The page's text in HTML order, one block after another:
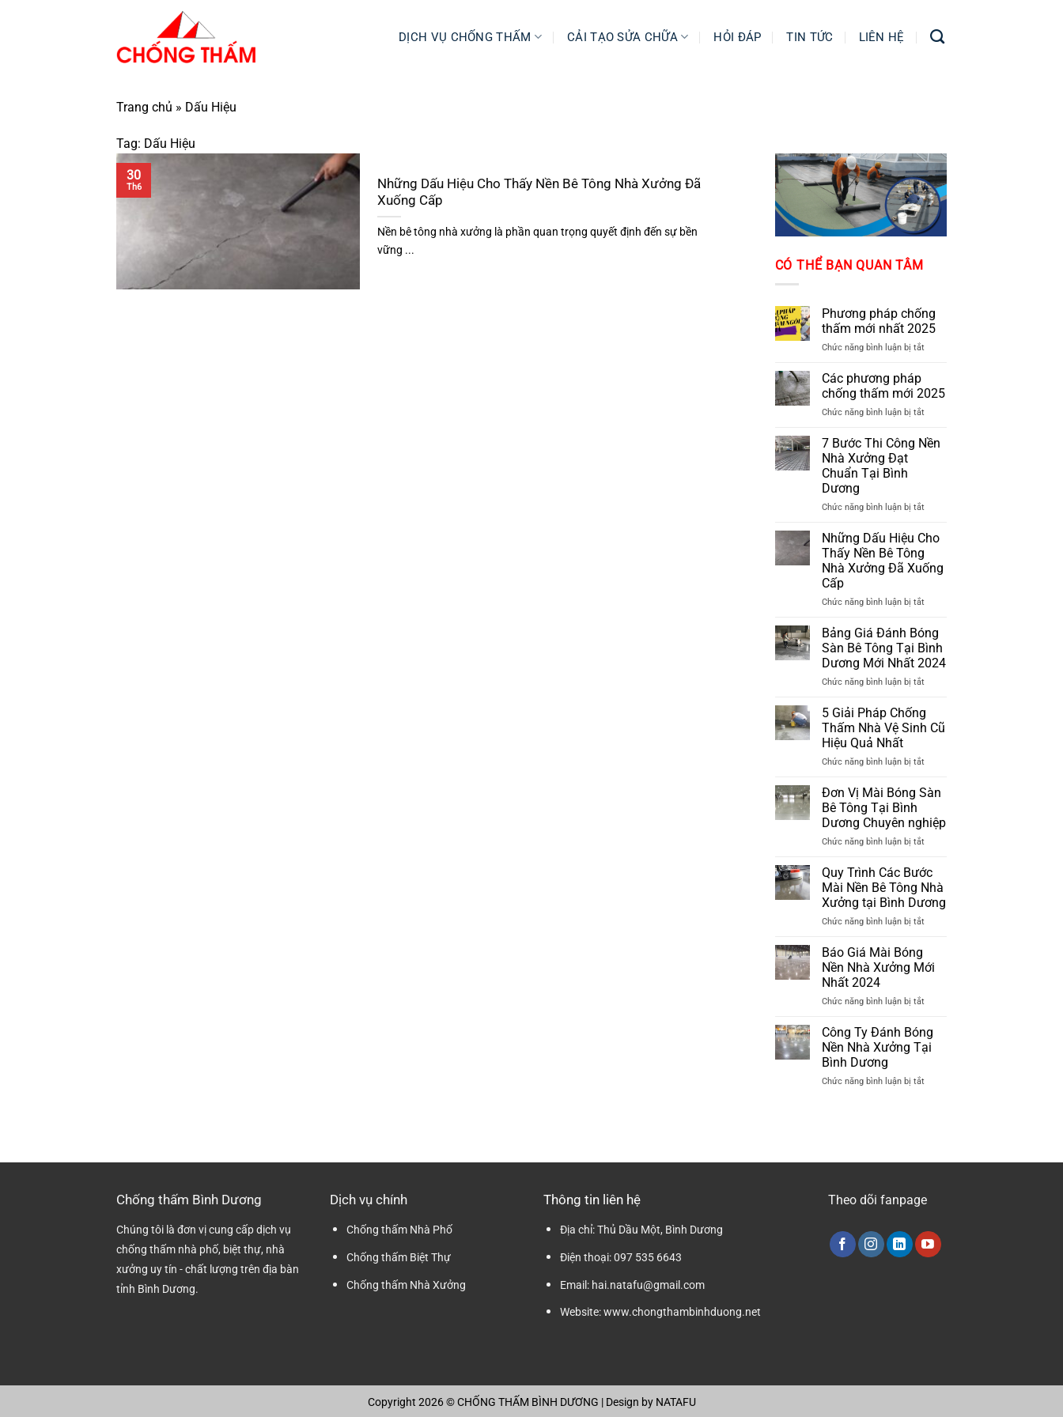
DỊCH VỤ CHỐNG THẤM CẢI TẠO SỬA CHỮA HỎI ĐÁP TIN TỨC LIÊN HỆ
Trang chủ » Dấu Hiệu
Tag: Dấu Hiệu
Những Dấu Hiệu Cho Thấy Nền Bê Tông Nhà Xưởng Đã
Xuống Cấp
Nền bê tông nhà xưởng là phần quan trọng quyết định đến sự bền
vững ...
30
Th6
CÓ THỂ BẠN QUAN TÂM
Phương pháp chống
thấm mới nhất 2025
Chức năng bình luận bị tắtở
chống
thấm
mới
2025
Các phương pháp
chống thấm mới 2025
Chức năng bình luận bị tắtở
phương
2025
7 Bước Thi Công Nền
Nhà Xưởng Đạt
Chuẩn Tại Bình
Dương
Chức năng bình luận bị tắtở
Bước
Công
Nền
Xưởng
Tại
Bình
Dương
Những Dấu Hiệu Cho
Thấy Nền Bê Tông
Nhà Xưởng Đã Xuống
Cấp
Chức năng bình luận bị tắtở
Dấu
Hiệu
Cho
Thấy
Nền
Tông
Nhà
Xuống
Bảng Giá Đánh Bóng
Sàn Bê Tông Tại Bình
Dương Mới Nhất 2024
Chức năng bình luận bị tắtở
Giá
Đánh
Bóng
Bê
Tại
Dương
Mới
Nhất
5 Giải Pháp Chống
Thấm Nhà Vệ Sinh Cũ
Hiệu Quả Nhất
Chức năng bình luận bị tắtở
Giải
Chống
Thấm
Nhà
Sinh
Cũ
Quả
Nhất
Đơn Vị Mài Bóng Sàn
Bê Tông Tại Bình
Dương Chuyên nghiệp
Chức năng bình luận bị tắtở
Vị
Mài
Bóng
Sàn
Bê
Bình
nghiệp
Quy Trình Các Bước
Mài Nền Bê Tông Nhà
Xưởng tại Bình Dương
Chức năng bình luận bị tắtở
Các
Bước
Nền
Tông
Nhà
Xưởng
Bình
Báo Giá Mài Bóng
Nền Nhà Xưởng Mới
Nhất 2024
Chức năng bình luận bị tắtở
Giá
Mài
Bóng
Nhà
Công Ty Đánh Bóng
Nền Nhà Xưởng Tại
Bình Dương
Chức năng bình luận bị tắtở
Nhà
Bình
Chống thấm Bình Dương
Chúng tôi là đơn vị cung cấp dịch vụ
chống thấm nhà phố, biệt thự, nhà
xưởng uy tín - chất lượng trên địa bàn
tỉnh Bình Dương.
Dịch vụ chính
Chống thấm Nhà Phố
Chống thấm Biệt Thự
Chống thấm Nhà Xưởng
Thông tin liên hệ
Địa chỉ:Thủ Dầu Một, Bình Dương
Điện thoại:097 535 6643
Email:hai.natafu@gmail.com
Website: www.chongthambinhduong.net
Theo dõi fanpage
Copyright 2026 ©CHỐNG THẤM BÌNH DƯƠNG | Design by NATAFU